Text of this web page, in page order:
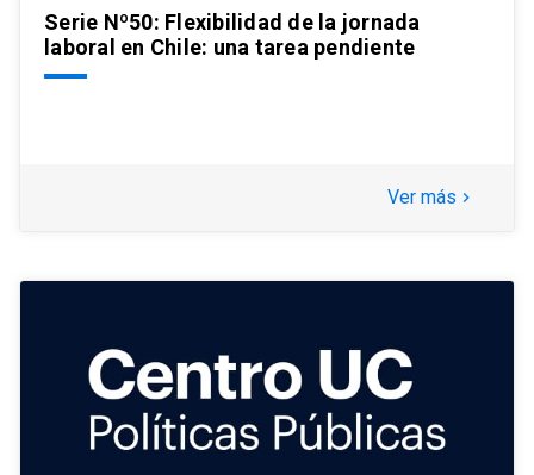
Serie Nº50: Flexibilidad de la jornada
laboral en Chile: una tarea pendiente
Ver más keyboard_arrow_right